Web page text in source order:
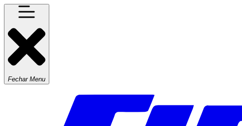
Fechar Menu